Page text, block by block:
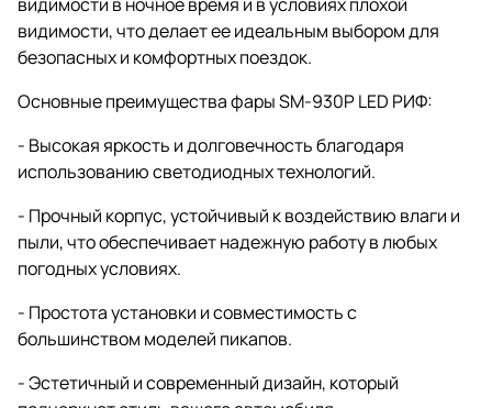
видимости, что делает ее идеальным выбором для
безопасных и комфортных поездок.
Основные преимущества фары SM-930P LED РИФ:
- Высокая яркость и долговечность благодаря
использованию светодиодных технологий.
- Прочный корпус, устойчивый к воздействию влаги и
пыли, что обеспечивает надежную работу в любых
погодных условиях.
- Простота установки и совместимость с
большинством моделей пикапов.
- Эстетичный и современный дизайн, который